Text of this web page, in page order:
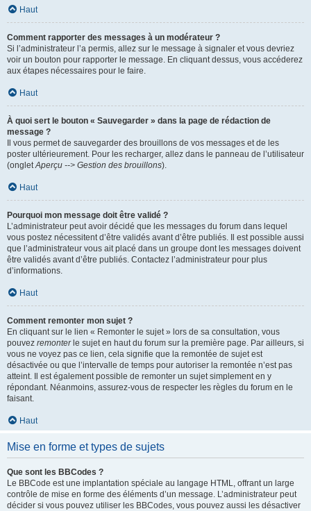
Haut
Comment rapporter des messages à un modérateur ?
Si l’administrateur l’a permis, allez sur le message à signaler et vous devriez
voir un bouton pour rapporter le message. En cliquant dessus, vous accéderez
aux étapes nécessaires pour le faire.
Haut
À quoi sert le bouton « Sauvegarder » dans la page de rédaction de
message ?
Il vous permet de sauvegarder des brouillons de vos messages et de les
poster ultérieurement. Pour les recharger, allez dans le panneau de l’utilisateur
(ongletAperçu --> Gestion des brouillons).
Haut
Pourquoi mon message doit être validé ?
L’administrateur peut avoir décidé que les messages du forum dans lequel
vous postez nécessitent d’être validés avant d’être publiés. Il est possible aussi
que l’administrateur vous ait placé dans un groupe dont les messages doivent
être validés avant d’être publiés. Contactez l’administrateur pour plus
d’informations.
Haut
Comment remonter mon sujet ?
En cliquant sur le lien « Remonter le sujet » lors de sa consultation, vous
pouvez remonterle sujet en haut du forum sur la première page. Par ailleurs, si
vous ne voyez pas ce lien, cela signifie que la remontée de sujet est
désactivée ou que l’intervalle de temps pour autoriser la remontée n’est pas
atteint. Il est également possible de remonter un sujet simplement en y
répondant. Néanmoins, assurez-vous de respecter les règles du forum en le
faisant.
Haut
Mise en forme et types de sujets
Que sont les BBCodes ?
Le BBCode est une implantation spéciale au langage HTML, offrant un large
contrôle de mise en forme des éléments d’un message. L’administrateur peut
décider si vous pouvez utiliser les BBCodes, vous pouvez aussi les désactiver